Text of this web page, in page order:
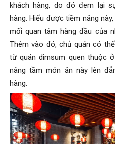
khách hàng, do đó đem lại
hàng. Hiểu được tiềm năng
mối quan tâm hàng đầu của
Thêm vào đó, chủ quán có
từ quán dimsum quen thuộc
nâng tầm món ăn này lên
hàng.